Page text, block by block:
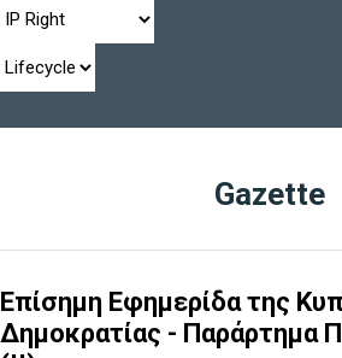
Gazette
Επίσημη Εφημερίδα της
Δημοκρατίας - Παράρτημα